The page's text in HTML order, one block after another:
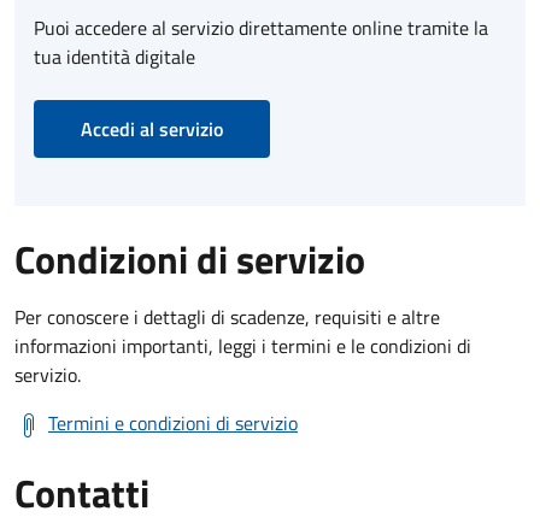
Puoi accedere al servizio direttamente online tramite la
tua identità digitale
Accedi al servizio
Condizioni di servizio
Per conoscere i dettagli di scadenze, requisiti e altre
informazioni importanti, leggi i termini e le condizioni di
servizio.
Termini e condizioni di servizio
Contatti